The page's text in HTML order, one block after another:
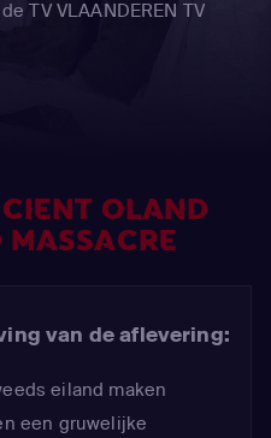
TV VLAANDEREN TV
OLAND
van de aflevering:
eiland maken
een gruwelijke